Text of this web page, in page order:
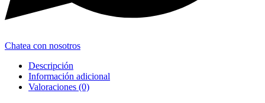
Chatea con nosotros
Descripción
Información adicional
Valoraciones (0)